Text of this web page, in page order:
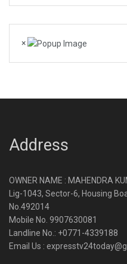
×
Address
OWNER NAME : MAHENDRA
Lig-1043, Sector-6, Housing
No.492014
Mobile No. 9907630081
Landline No.: +0771-4339188
Email Us :